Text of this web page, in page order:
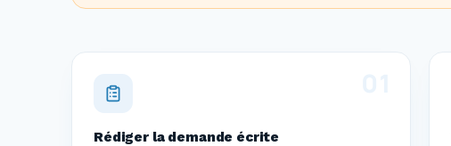
Rédiger la demande écrite